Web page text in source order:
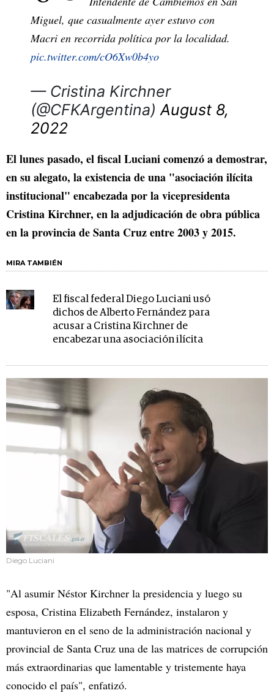
Miguel, que casualmente ayer estuvo con
Macri en recorrida política por la localidad.
pic.twitter.com/cO6Xw0b4yo
— Cristina Kirchner
(@CFKArgentina) August 8,
2022
El lunes pasado, el fiscal Luciani comenzó a demostrar,
en su alegato, la existencia de una "asociación ilícita
institucional" encabezada por la vicepresidenta
Cristina Kirchner, en la adjudicación de obra pública
en la provincia de Santa Cruz entre 2003 y 2015.
MIRA TAMBIÉN
El fiscal federal Diego Luciani usó
dichos de Alberto Fernández para
acusar a Cristina Kirchner de
encabezar una asociación ilícita
Diego Luciani
"Al asumir Néstor Kirchner la presidencia y luego su
esposa, Cristina Elizabeth Fernández, instalaron y
mantuvieron en el seno de la administración nacional y
provincial de Santa Cruz una de las matrices de corrupción
más extraordinarias que lamentable y tristemente haya
conocido el país", enfatizó.